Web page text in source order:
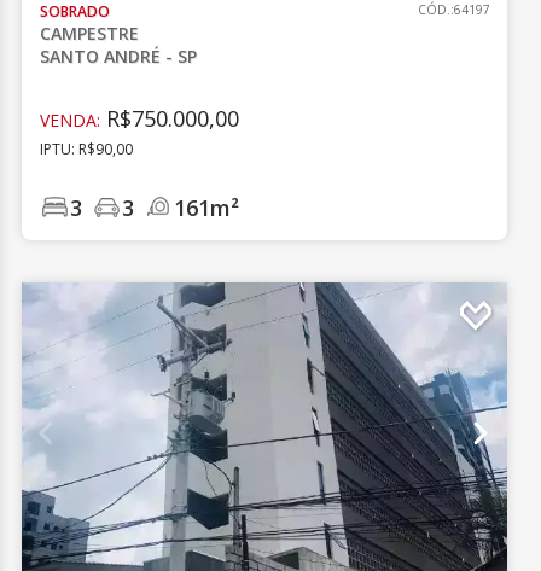
SOBRADO
CAMPESTRE
SANTO ANDRÉ - SP
CÓD.:64197
VENDA: R$750.000,00
IPTU: R$90,00
3 3 161m²